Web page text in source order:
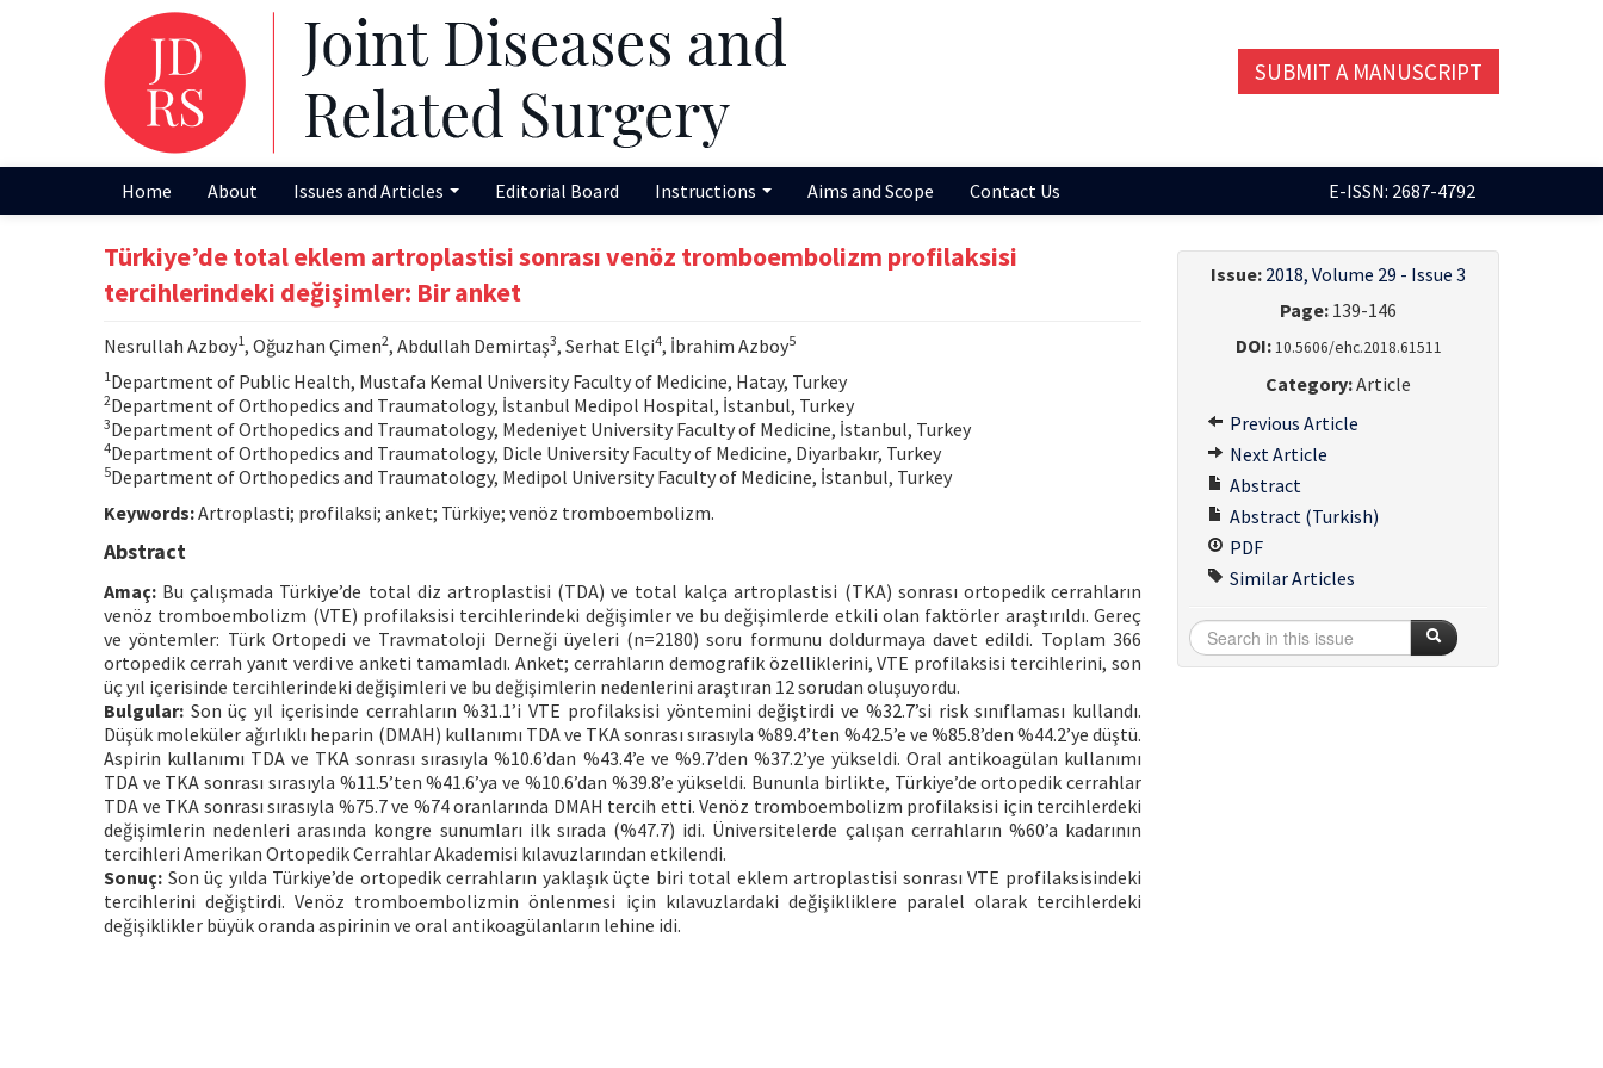
SUBMIT A MANUSCRIPT
Home About Issues and Articles Editorial Board Instructions Aims and Scope Contact Us E-ISSN: 2687-4792
Türkiye’de total eklem artroplastisi sonrası venöz tromboembolizm profilaksisi
tercihlerindeki değişimler: Bir anket
Nesrullah Azboy1, Oğuzhan Çimen2, Abdullah Demirtaş3, Serhat Elçi4, İbrahim Azboy5
1Department of Public Health, Mustafa Kemal University Faculty of Medicine, Hatay, Turkey
2Department of Orthopedics and Traumatology, İstanbul Medipol Hospital, İstanbul, Turkey
3Department of Orthopedics and Traumatology, Medeniyet University Faculty of Medicine, İstanbul, Turkey
4Department of Orthopedics and Traumatology, Dicle University Faculty of Medicine, Diyarbakır, Turkey
5Department of Orthopedics and Traumatology, Medipol University Faculty of Medicine, İstanbul, Turkey
Keywords:Artroplasti; profilaksi; anket; Türkiye; venöz tromboembolizm.
Abstract
Amaç: Bu çalışmada Türkiye’de total diz artroplastisi (TDA) ve total kalça artroplastisi (TKA) sonrası ortopedik cerrahların
venöz tromboembolizm (VTE) profilaksisi tercihlerindeki değişimler ve bu değişimlerde etkili olan faktörler araştırıldı. Gereç
ve yöntemler: Türk Ortopedi ve Travmatoloji Derneği üyeleri (n=2180) soru formunu doldurmaya davet edildi. Toplam 366
ortopedik cerrah yanıt verdi ve anketi tamamladı. Anket; cerrahların demografik özelliklerini, VTE profilaksisi tercihlerini, son
üç yıl içerisinde tercihlerindeki değişimleri ve bu değişimlerin nedenlerini araştıran 12 sorudan oluşuyordu.
Bulgular: Son üç yıl içerisinde cerrahların %31.1’i VTE profilaksisi yöntemini değiştirdi ve %32.7’si risk sınıflaması kullandı.
Düşük moleküler ağırlıklı heparin (DMAH) kullanımı TDA ve TKA sonrası sırasıyla %89.4’ten %42.5’e ve %85.8’den %44.2’ye düştü.
Aspirin kullanımı TDA ve TKA sonrası sırasıyla %10.6’dan %43.4’e ve %9.7’den %37.2’ye yükseldi. Oral antikoagülan kullanımı
TDA ve TKA sonrası sırasıyla %11.5’ten %41.6’ya ve %10.6’dan %39.8’e yükseldi. Bununla birlikte, Türkiye’de ortopedik cerrahlar
TDA ve TKA sonrası sırasıyla %75.7 ve %74 oranlarında DMAH tercih etti. Venöz tromboembolizm profilaksisi için tercihlerdeki
değişimlerin nedenleri arasında kongre sunumları ilk sırada (%47.7) idi. Üniversitelerde çalışan cerrahların %60’a kadarının
tercihleri Amerikan Ortopedik Cerrahlar Akademisi kılavuzlarından etkilendi.
Sonuç: Son üç yılda Türkiye’de ortopedik cerrahların yaklaşık üçte biri total eklem artroplastisi sonrası VTE profilaksisindeki
tercihlerini değiştirdi. Venöz tromboembolizmin önlenmesi için kılavuzlardaki değişikliklere paralel olarak tercihlerdeki
değişiklikler büyük oranda aspirinin ve oral antikoagülanların lehine idi.
Issue: 2018, Volume 29 - Issue 3
Page: 139-146
DOI: 10.5606/ehc.2018.61511
Category:Article
Previous Article
Next Article
Abstract
Abstract (Turkish)
PDF
Similar Articles